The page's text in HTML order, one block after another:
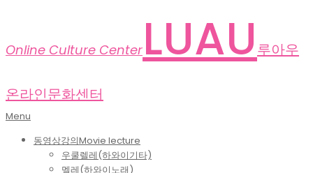
Online Culture Center LUAU 루아우
온라인문화센터
Primary
Menu
Menu
동영상강의Movie lecture
우쿨렐레(하와이기타)
멜레(하와이노래)